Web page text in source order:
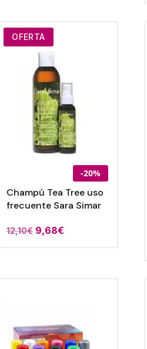
3,72€.
OFERTA
-20%
Champú Tea Tree uso
frecuente Sara Simar
12,10€ 9,68€